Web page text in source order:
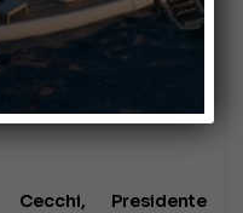
Nautico
il più
e
Presidente